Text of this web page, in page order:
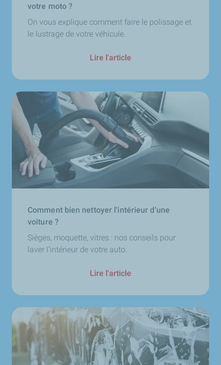
votre moto ?
On vous explique comment faire le polissage et
le lustrage de votre véhicule.
Lire l'article
Comment bien nettoyer l'intérieur d'une
voiture ?
Sièges, moquette, vitres : nos conseils pour
laver l’intérieur de votre auto.
Lire l'article